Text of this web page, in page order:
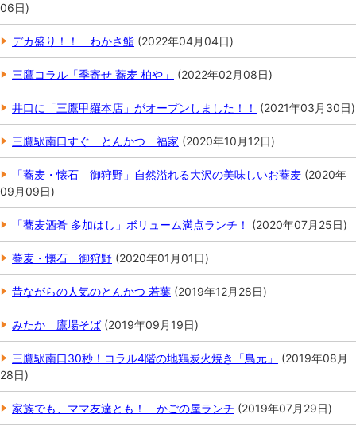
06日)
デカ盛り！！ わかさ鮨 (2022年04月04日)
三鷹コラル「季寄せ 蕎麦 柏や」 (2022年02月08日)
井口に「三鷹甲羅本店」がオープンしました！！ (2021年03月30日)
三鷹駅南口すぐ とんかつ 福家 (2020年10月12日)
「蕎麦・懐石 御狩野」自然溢れる大沢の美味しいお蕎麦 (2020年
09月09日)
「蕎麦酒肴 多加はし」ボリューム満点ランチ！ (2020年07月25日)
蕎麦・懐石 御狩野 (2020年01月01日)
昔ながらの人気のとんかつ 若葉 (2019年12月28日)
みたか 鷹場そば(2019年09月19日)
三鷹駅南口30秒！コラル4階の地鶏炭火焼き「鳥元」 (2019年08月
28日)
家族でも、ママ友達とも！ かごの屋ランチ (2019年07月29日)